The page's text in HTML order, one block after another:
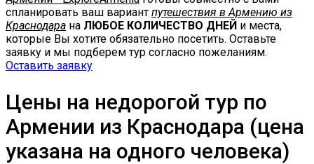
спланировать ваш вариант путешествия в Армению из
Краснодара на ЛЮБОЕ КОЛИЧЕСТВО ДНЕЙ и места,
которые Вы хотите обязательно посетить. Оставьте
заявку и мы подберем тур согласно пожеланиям.
Оставить заявку
Цены на недорогой тур по
Армении из Краснодара (цена
указана на одного человека)